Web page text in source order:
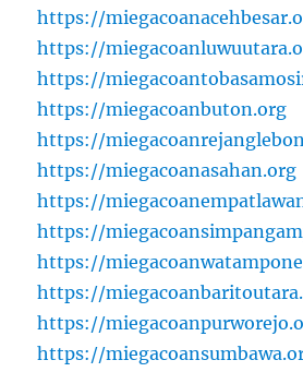
https://
https://
https://
https://miegacoanbuton.org
https://
https://miegacoanasahan.org
https://
https://
https://
https://
https://
https://